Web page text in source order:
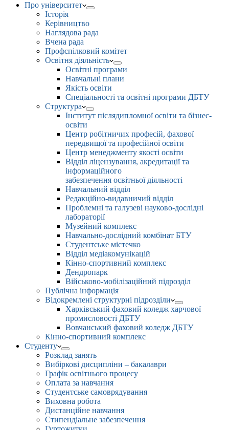
Про університет
Історія
Керівництво
Наглядова рада
Вчена рада
Профспілковий комітет
Освітня діяльність
Освітні програми
Навчальні плани
Якість освіти
Спеціальності та освітні програми ДБТУ
Структура
Інститут післядипломної освіти та бізнес-
освіти
Центр робітничих професій, фахової
передвищої та професійної освіти
Центр менеджменту якості освіти
Відділ ліцензування, акредитації та
інформаційного
забезпечення освітньої діяльності
Навчальний відділ
Редакційно-видавничий відділ
Проблемні та галузеві науково-дослідні
лабораторії
Музейний комплекс
Навчально-дослідний комбінат БТУ
Студентське містечко
Відділ медіакомунікацій
Кінно-спортивний комплекс
Дендропарк
Військово-мобілізаційний підрозділ
Публічна інформація
Відокремлені структурні підрозділи
Харківський фаховий коледж харчової
промисловості ДБТУ
Вовчанський фаховий коледж ДБТУ
Кінно-спортивний комплекс
Студенту
Розклад занять
Вибіркові дисципліни – бакалаври
Графік освітнього процесу
Оплата за навчання
Студентське самоврядування
Виховна робота
Дистанційне навчання
Стипендіальне забезпечення